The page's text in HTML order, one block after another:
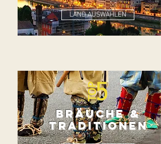
LAND AUSWÄHLEN
bräuche &
TRADITIONEN